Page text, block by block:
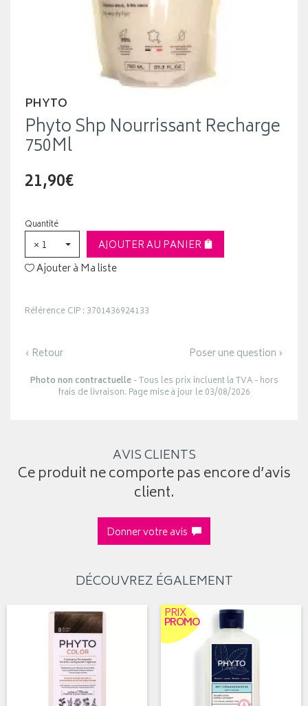
PHYTO
Phyto Shp Nourrissant Recharge
750Ml
21,90€
Quantité
× 1
AJOUTER AU PANIER
Ajouter à Ma liste
Référence CIP : 3701436924133
‹ Retour Poser une question ›
Photo non contractuelle- Tous les prix incluent la TVA - hors
frais de livraison. Page mise à jour le 03/08/2026
AVIS CLIENTS
Ce produit ne comporte pas encore d’avis
client.
Donner votre avis
DÉCOUVREZ ÉGALEMENT
PRIX
PROMO